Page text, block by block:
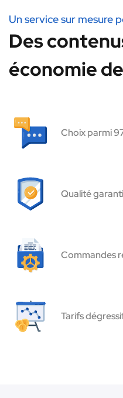
Un service sur mesure
Des
économie
Choix parmi
Qualité
Commandes
Tarifs